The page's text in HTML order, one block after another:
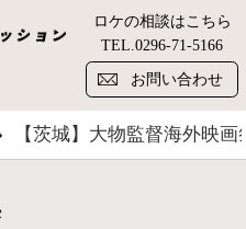
い
ロケの相談はこちら
TEL.0296-71-5166
お問い合わせ
【茨城】大物監督海外映